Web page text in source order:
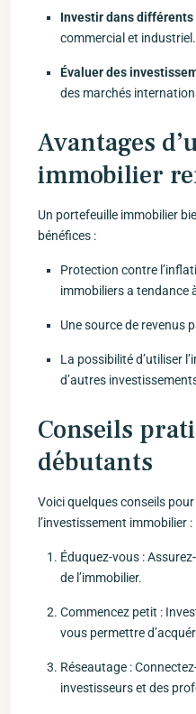
Investir dans différents
commercial et industriel.
Évaluer des
des marchés
Avantages
immobilier
Un portefeuille immobilier
bénéfices :
Protection contre
immobiliers a tendance
Une source​ de revenus
La ​possibilité ​d’utiliser
d’autres
Conseils
débutants
Voici quelques conseils
l’investissement immobilier :
Éduquez-vous :
de l’immobilier.
Commencez ⁣petit :
vous permettre
Réseautage :
investisseurs et des